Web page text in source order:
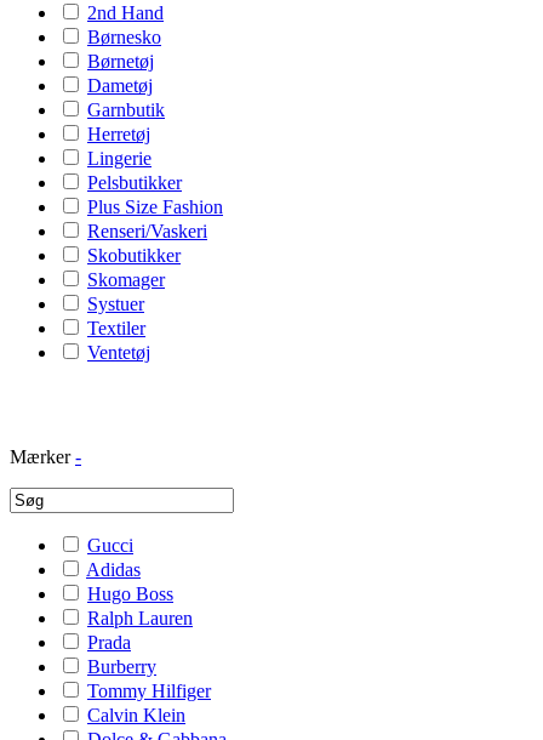
2nd Hand
Børnesko
Børnetøj
Dametøj
Garnbutik
Herretøj
Lingerie
Pelsbutikker
Plus Size Fashion
Renseri/Vaskeri
Skobutikker
Skomager
Systuer
Textiler
Ventetøj
Mærker -
Gucci
Adidas
Hugo Boss
Ralph Lauren
Prada
Burberry
Tommy Hilfiger
Calvin Klein